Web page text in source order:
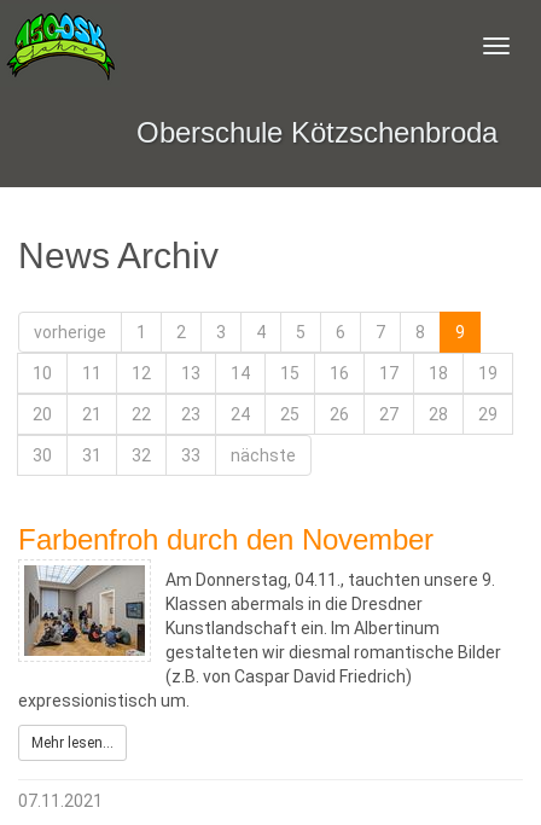
Oberschule Kötzschenbroda
News Archiv
vorherige 1 2 3 4 5 6 7 8 9
10 11 12 13 14 15 16 17 18 19
20 21 22 23 24 25 26 27 28 29
30 31 32 33 nächste
Farbenfroh durch den November
Am Donnerstag, 04.11., tauchten unsere 9.
Klassen abermals in die Dresdner
Kunstlandschaft ein. Im Albertinum
gestalteten wir diesmal romantische Bilder
(z.B. von Caspar David Friedrich)
expressionistisch um.
Mehr lesen...
07.11.2021